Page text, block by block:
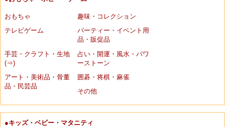
おもちゃ
趣味・コレクション
テレビゲーム
パーティー・イベント用
品・販促品
手芸・クラフト・生地
(⇒)
占い・開運・風水・パワ
ーストーン
アート・美術品・骨董
品・民芸品
囲碁・将棋・麻雀
その他
●キッズ・ベビー・マタニティ